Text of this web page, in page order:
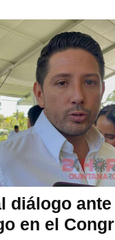
diálogo
en el